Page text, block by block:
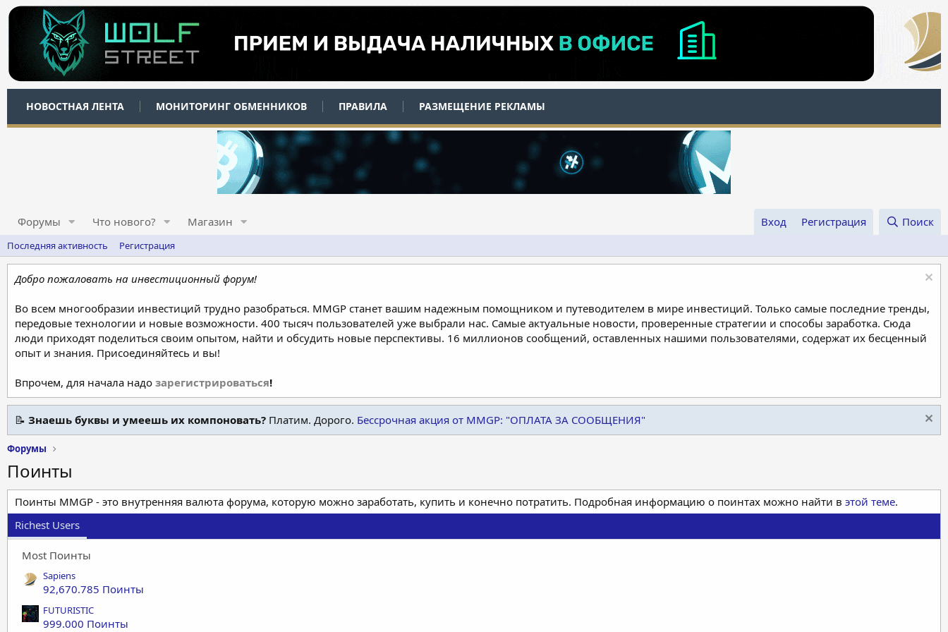
НОВОСТНАЯ ЛЕНТА МОНИТОРИНГ ОБМЕННИКОВ ПРАВИЛА РАЗМЕЩЕНИЕ РЕКЛАМЫ
Форумы Что нового? Магазин Вход Регистрация Поиск
Последняя активность Регистрация
Добро пожаловать на инвестиционный форум!
Во всем многообразии инвестиций трудно разобраться. MMGP станет вашим надежным помощником и путеводителем в мире инвестиций. Только самые последние тренды,
передовые технологии и новые возможности. 400 тысяч пользователей уже выбрали нас. Самые актуальные новости, проверенные стратегии и способы заработка. Сюда
люди приходят поделиться своим опытом, найти и обсудить новые перспективы. 16 миллионов сообщений, оставленных нашими пользователями, содержат их бесценный
опыт и знания. Присоединяйтесь и вы!
Впрочем, для начала надо зарегистрироваться!
📝 Знаешь буквы и умеешь их компоновать? Платим. Дорого. Бессрочная акция от MMGP: "ОПЛАТА ЗА СООБЩЕНИЯ"
Форумы
Поинты
Поинты MMGP - это внутренняя валюта форума, которую можно заработать, купить и конечно потратить. Подробная информацию о поинтах можно найти в этой теме.
Richest Users
Most Поинты
Sapiens
92,670.785 Поинты
FUTURISTIC
999.000 Поинты